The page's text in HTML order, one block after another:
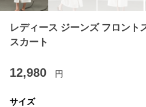
レディース ジーンズ フロント
スカート
12,980 円
サイズ